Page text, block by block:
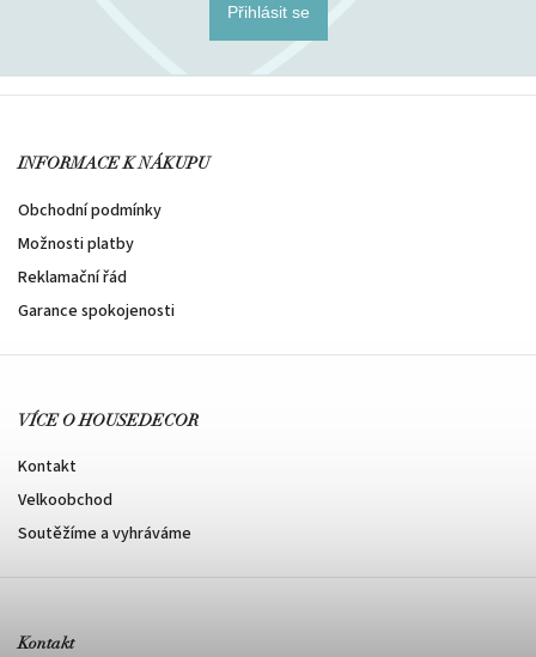
Přihlásit se
INFORMACE K NÁKUPU
Obchodní podmínky
Možnosti platby
Reklamační řád
Garance spokojenosti
VÍCE O HOUSEDECOR
Kontakt
Velkoobchod
Soutěžíme a vyhráváme
Kontakt